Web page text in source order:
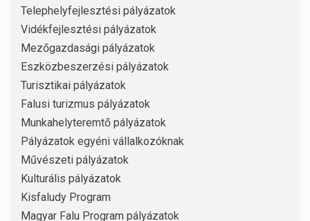
Telephelyfejlesztési pályázatok
Vidékfejlesztési pályázatok
Mezőgazdasági pályázatok
Eszközbeszerzési pályázatok
Turisztikai pályázatok
Falusi turizmus pályázatok
Munkahelyteremtő pályázatok
Pályázatok egyéni vállalkozóknak
Művészeti pályázatok
Kulturális pályázatok
Kisfaludy Program
Magyar Falu Program pályázatok